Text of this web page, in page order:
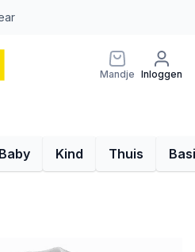
Mandje Inloggen
Baby Kind Thuis